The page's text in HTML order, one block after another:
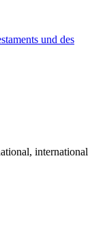
und des
international